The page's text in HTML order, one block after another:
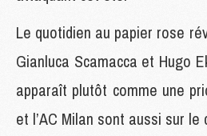
Le quotidien au papier rose
Gianluca Scamacca et Hugo
apparaît plutôt comme une
et l’AC Milan sont aussi sur le